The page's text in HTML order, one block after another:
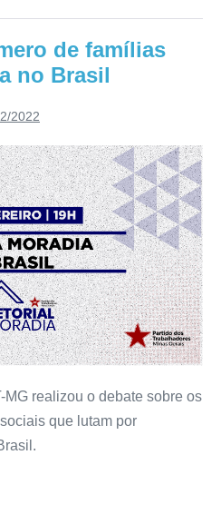
de famílias
no Brasil
2022
realizou o debate sobre os
que lutam por